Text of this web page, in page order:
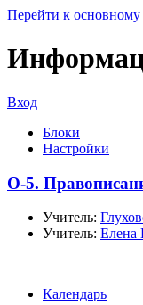
Перейти к
Вход
Блоки
Настройки
О-5.
Учитель:
Учитель: Елена
Календарь